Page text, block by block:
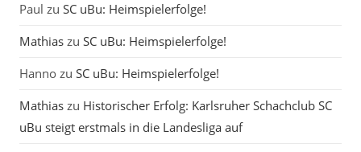
Paul zuSC uBu: Heimspielerfolge!
Mathias zuSC uBu: Heimspielerfolge!
Hanno zuSC uBu: Heimspielerfolge!
Mathias zu Historischer Erfolg: Karlsruher Schachclub SC
uBu steigt erstmals in die Landesliga auf